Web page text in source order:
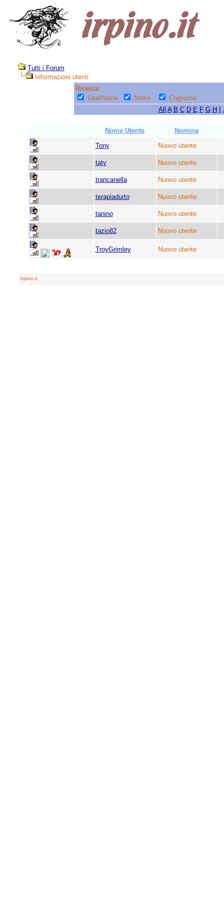
Tutti i Forum
Informazioni utenti
Ricerca:
UserName
Nome
Cognome
All A B C D E F G H
Nome Utente
Nomina
Tony
Nuovo utente
taty Nuovo utente
trancanella Nuovo utente
terapiadurto Nuovo utente
tanino Nuovo utente
tazio82 Nuovo utente
TroyGrimley Nuovo utente
Irpino.it